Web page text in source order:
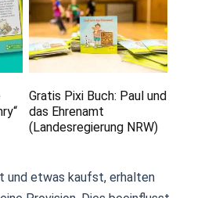
Gratis Pixi Buch: Paul und
das Ehrenamt
(Landesregierung NRW)
und etwas kaufst, erhalten